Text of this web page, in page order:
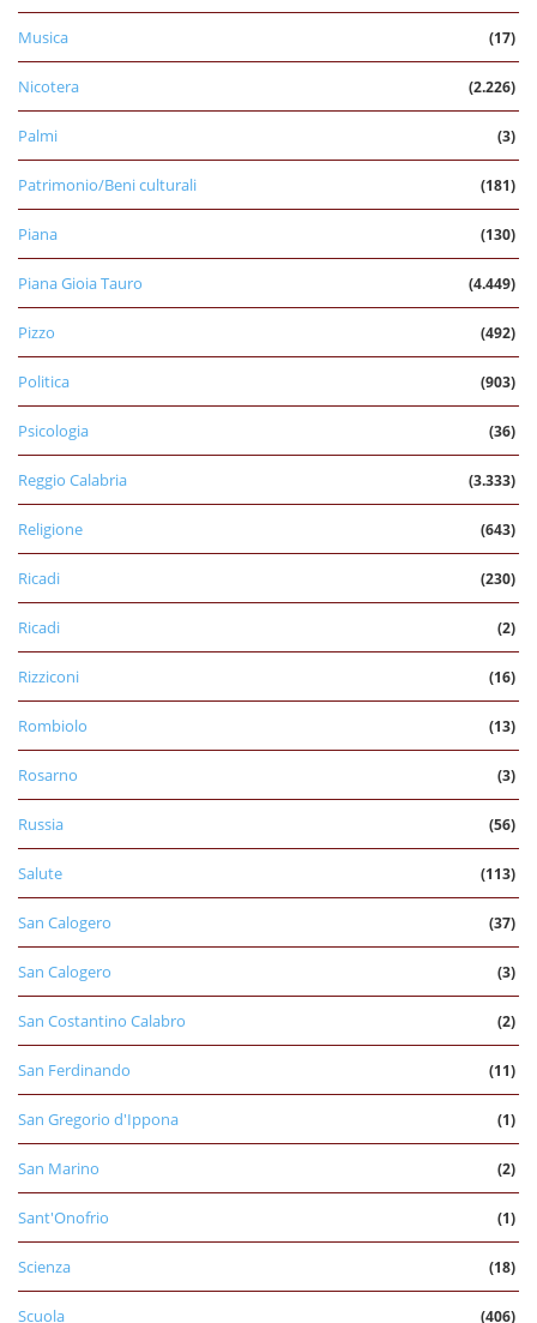
Musica (17)
Nicotera (2.226)
Palmi (3)
Patrimonio/Beni culturali (181)
Piana (130)
Piana Gioia Tauro (4.449)
Pizzo (492)
Politica (903)
Psicologia (36)
Reggio Calabria (3.333)
Religione (643)
Ricadi (230)
Ricadi (2)
Rizziconi (16)
Rombiolo (13)
Rosarno (3)
Russia (56)
Salute (113)
San Calogero (37)
San Calogero (3)
San Costantino Calabro (2)
San Ferdinando (11)
San Gregorio d'Ippona (1)
San Marino (2)
Sant'Onofrio (1)
Scienza (18)
Scuola (406)